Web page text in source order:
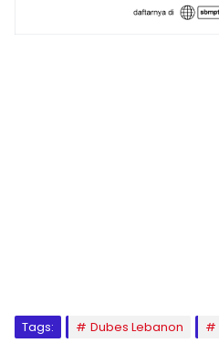
Tags: Dubes Lebanon